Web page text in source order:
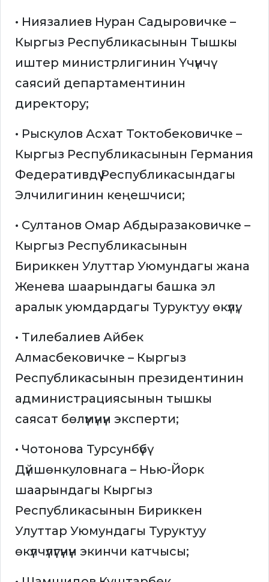
• Ниязалиев Нуран Садыровичке –
Кыргыз Республикасынын Тышкы
иштер министрлигинин Үчүнчү
саясий департаментинин
директору;
• Рыскулов Асхат Токтобековичке –
Кыргыз Республикасынын Германия
Федеративдүү Республикасындагы
Элчилигинин кеңешчиси;
• Султанов Омар Абдыразаковичке –
Кыргыз Республикасынын
Бириккен Улуттар Уюмундагы жана
Женева шаарындагы башка эл
аралык уюмдардагы Туруктуу өкүлү;
• Тилебалиев Айбек
Алмасбековичке – Кыргыз
Республикасынын президентинин
администрациясынын тышкы
саясат бөлүмүнүн эксперти;
• Чотонова Турсунбүбү
Дүйшөнкуловнага – Нью-Йорк
шаарындагы Кыргыз
Республикасынын Бириккен
Улуттар Уюмундагы Туруктуу
өкүлчүлүгүнүн экинчи катчысы;